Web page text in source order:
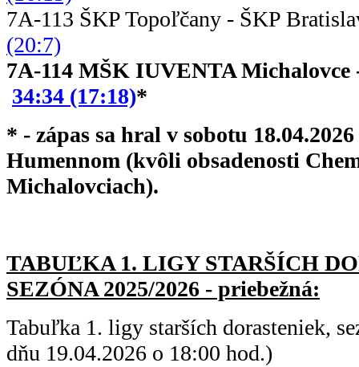
7A-113 ŠKP Topoľčany -
(20:7)
7A-114 MŠK IUVENTA
34:34 (17:18)*
* - zápas sa hral v sobotu
Humennom (kvôli obsadenosti
Michalovciach).
TABUĽKA 1. LIGY STARŠÍCH
SEZÓNA 2025/2026 - priebežná:
Tabuľka 1. ligy starších dorasteniek,
dňu 19.04.2026 o 18:00 hod.)